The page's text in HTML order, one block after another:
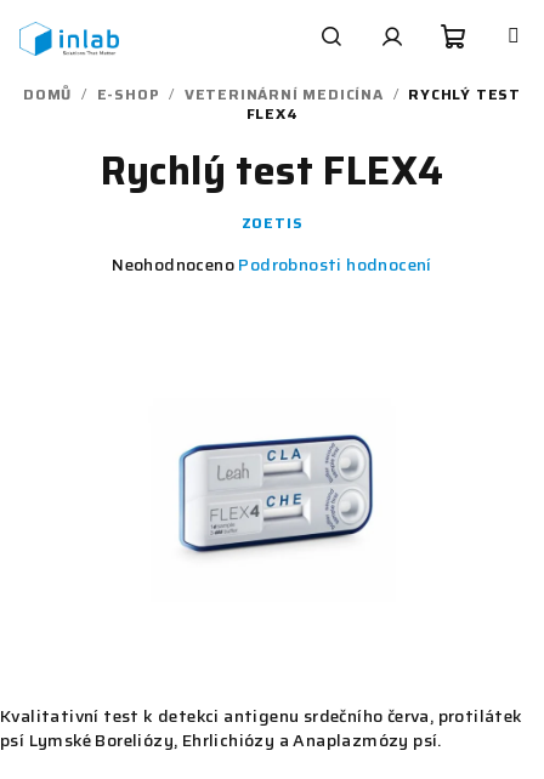
obsah
DOMŮ / E-SHOP / VETERINÁRNÍ MEDICÍNA / RYCHLÝ TEST
FLEX4
Kvalitativní test k detekci antigenu srdečního červa, protilátek
psí Lymské Boreliózy, Ehrlichiózy a Anaplazmózy psí.
Rychlý test FLEX4
ZOETIS
Průměrné
NeohodnocenoPodrobnosti hodnocení